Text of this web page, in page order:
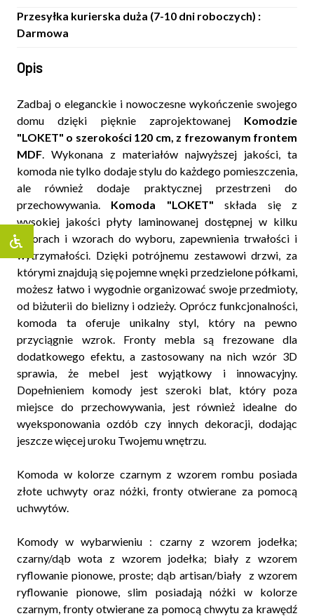
Przesyłka kurierska duża (7-10 dni roboczych) :
Darmowa
Opis
Zadbaj o eleganckie i nowoczesne wykończenie swojego
domu dzięki pięknie zaprojektowanej Komodzie
"LOKET" o szerokości 120 cm, z frezowanym frontem
MDF. Wykonana z materiałów najwyższej jakości, ta
komoda nie tylko dodaje stylu do każdego pomieszczenia,
ale również dodaje praktycznej przestrzeni do
przechowywania. Komoda "LOKET" składa się z
wysokiej jakości płyty laminowanej dostępnej w kilku
kolorach i wzorach do wyboru, zapewnienia trwałości i
wytrzymałości. Dzięki potrójnemu zestawowi drzwi, za
którymi znajdują się pojemne wnęki przedzielone półkami,
możesz łatwo i wygodnie organizować swoje przedmioty,
od biżuterii do bielizny i odzieży. Oprócz funkcjonalności,
komoda ta oferuje unikalny styl, który na pewno
przyciągnie wzrok. Fronty mebla są frezowane dla
dodatkowego efektu, a zastosowany na nich wzór 3D
sprawia, że mebel jest wyjątkowy i innowacyjny.
Dopełnieniem komody jest szeroki blat, który poza
miejsce do przechowywania, jest również idealne do
wyeksponowania ozdób czy innych dekoracji, dodając
jeszcze więcej uroku Twojemu wnętrzu.
Komoda w kolorze czarnym z wzorem rombu posiada
złote uchwyty oraz nóżki, fronty otwierane za pomocą
uchwytów.
Komody w wybarwieniu : czarny z wzorem jodełka;
czarny/dąb wota z wzorem jodełka; biały z wzorem
ryflowanie pionowe, proste; dąb artisan/biały z wzorem
ryflowanie pionowe, slim posiadają nóżki w kolorze
czarnym, fronty otwierane za pomocą chwytu za krawędź